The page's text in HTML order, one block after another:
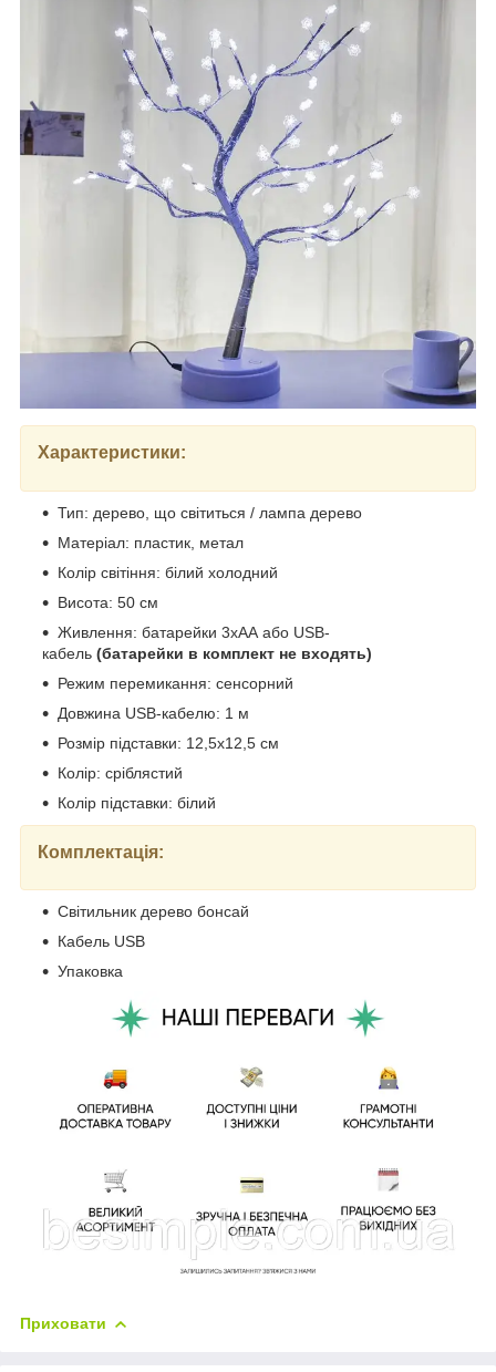
Характеристики:
Тип: дерево, що світиться / лампа дерево
Матеріал: пластик, метал
Колір світіння: білий холодний
Висота: 50 см
Живлення: батарейки 3хАА або USB-
кабель (батарейки в комплект не входять)
Режим перемикання: сенсорний
Довжина USB-кабелю: 1 м
Розмір підставки: 12,5x12,5 см
Колір: сріблястий
Колір підставки: білий
Комплектація:
Світильник дерево бонсай
Кабель USB
Упаковка
Приховати